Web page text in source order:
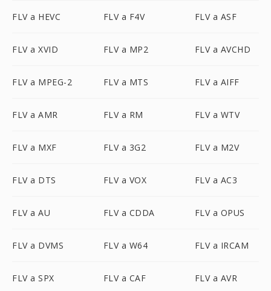
FLV a HEVC FLV a F4V FLV a ASF
FLV a XVID FLV a MP2 FLV a AVCHD
FLV a MPEG-2 FLV a MTS FLV a AIFF
FLV a AMR FLV a RM FLV a WTV
FLV a MXF FLV a 3G2 FLV a M2V
FLV a DTS FLV a VOX FLV a AC3
FLV a AU FLV a CDDA FLV a OPUS
FLV a DVMS FLV a W64 FLV a IRCAM
FLV a SPX FLV a CAF FLV a AVR